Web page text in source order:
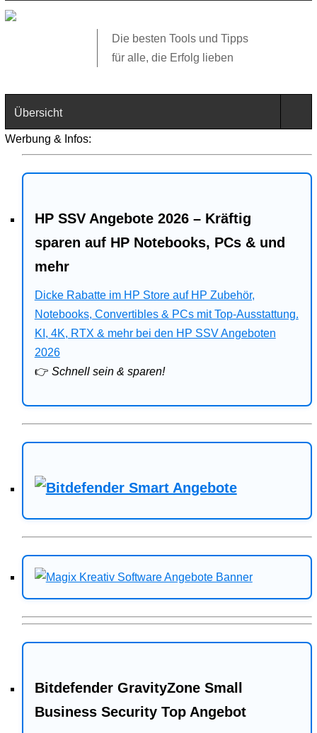
Die besten Tools und Tipps
für alle, die Erfolg lieben
Übersicht
Web
Business
Angebote
Bitdefender
Ratgeber
Office
Werbung & Infos:
HP SSV Angebote 2026 – Kräftig
sparen auf HP Notebooks, PCs & und
mehr
Dicke Rabatte im HP Store auf HP Zubehör,
Notebooks, Convertibles & PCs mit Top-Ausstattung.
KI, 4K, RTX & mehr bei den HP SSV Angeboten
2026
👉 Schnell sein & sparen!
Bitdefender GravityZone Small
Business Security Top Angebot